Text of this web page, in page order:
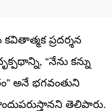
ప్రదర్శన
“నేను కన్ను
అనే భగవంతుని
తెలిపారు.